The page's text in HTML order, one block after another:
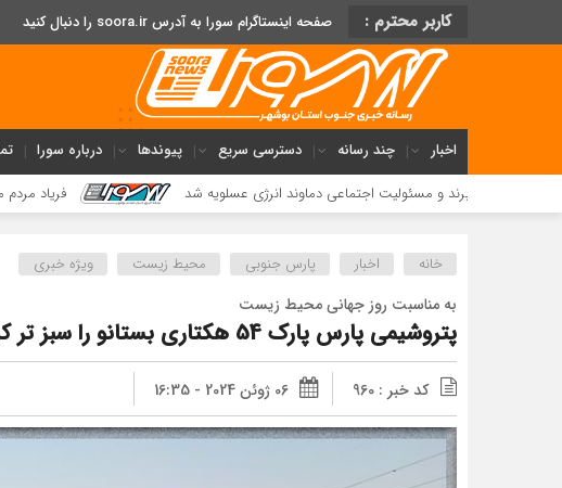
کاربر محترم : صفحه اینستاگرام سورا به آدرس soora.ir را دنبال کنید
اخبار چند رسانه دسترسی سریع پیوندها درباره سورا
اجتماعی دماوند انرژی عسلویه شد فریاد مردم میانلو از بحران
خانه اخبار پارس جنوبی محیط زیست ویژه خبری
به مناسبت روز جهانی محیط زیست
پتروشیمی پارس پارک 54 هکتاری بستانو را سبز تر کرد
کد خبر : 960 06 ژوئن 2024 - 16:35